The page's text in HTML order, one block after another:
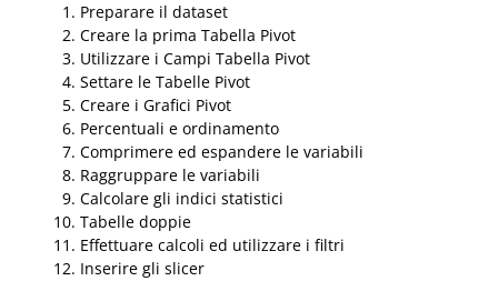
Preparare il dataset
Creare la prima Tabella Pivot
Utilizzare i Campi Tabella Pivot
Settare le Tabelle Pivot
Creare i Grafici Pivot
Percentuali e ordinamento
Comprimere ed espandere le variabili
Raggruppare le variabili
Calcolare gli indici statistici
Tabelle doppie
Effettuare calcoli ed utilizzare i filtri
Inserire gli slicer